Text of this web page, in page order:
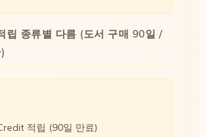
립 종류별 다름 (도서 구매 90일 /
적립 (90일 만료)